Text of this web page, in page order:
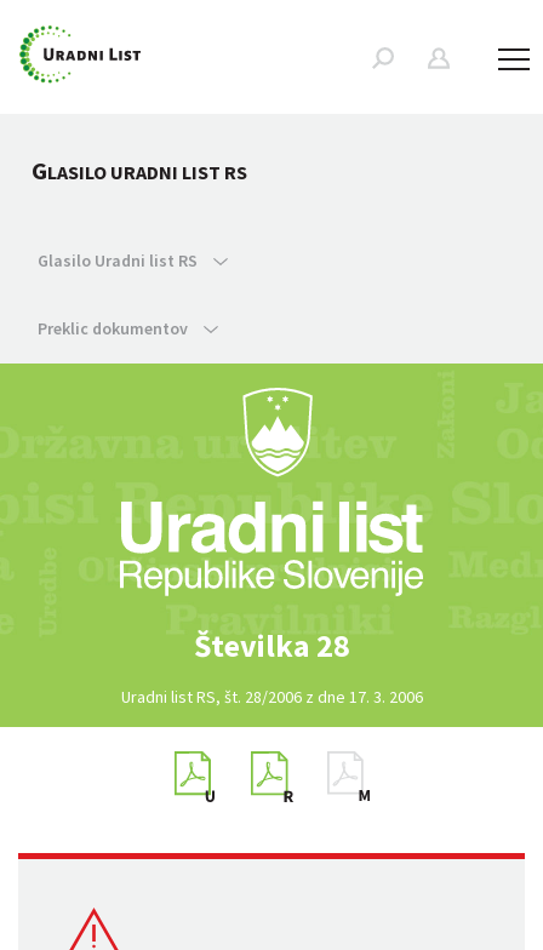
GLASILO URADNI LIST RS
Glasilo Uradni list RS
Preklic dokumentov
Številka 28
Uradni list RS, št. 28/2006 z dne 17. 3. 2006